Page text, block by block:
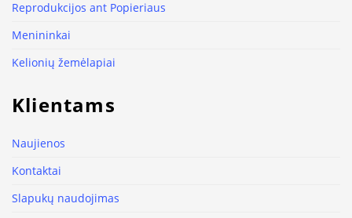
Reprodukcijos ant Popieriaus
Menininkai
Kelionių žemėlapiai
Klientams
Naujienos
Kontaktai
Slapukų naudojimas